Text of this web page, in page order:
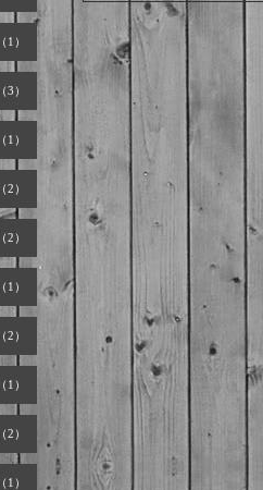
1）
3）
1）
2）
2）
1）
2）
1）
2）
1）